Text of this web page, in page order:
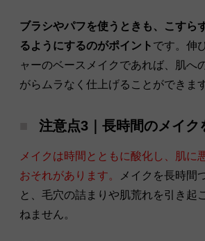
ブラシやパフを使うときも、こすら
るようにするのがポイント です。伸
ャーのベースメイクであれば、肌へ
がらムラなく仕上げることができます
注意点3｜長時間のメイク
メイクは時間とともに酸化し、肌に
おそれがあります。
メイクを長時間
と、毛穴の詰まりや肌荒れを引き起
ねません。